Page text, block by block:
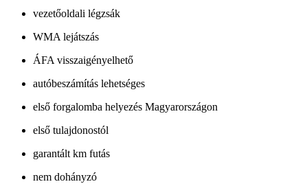
vezetőoldali légzsák
WMA lejátszás
ÁFA visszaigényelhető
autóbeszámítás lehetséges
első forgalomba helyezés Magyarországon
első tulajdonostól
garantált km futás
nem dohányzó